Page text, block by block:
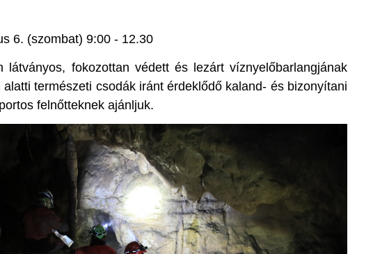
6. (szombat) 9:00 - 12.30
látványos, fokozottan védett és lezárt víznyelőbarlangjának
természeti csodák iránt érdeklődő kaland- és bizonyítani
felnőtteknek ajánljuk.